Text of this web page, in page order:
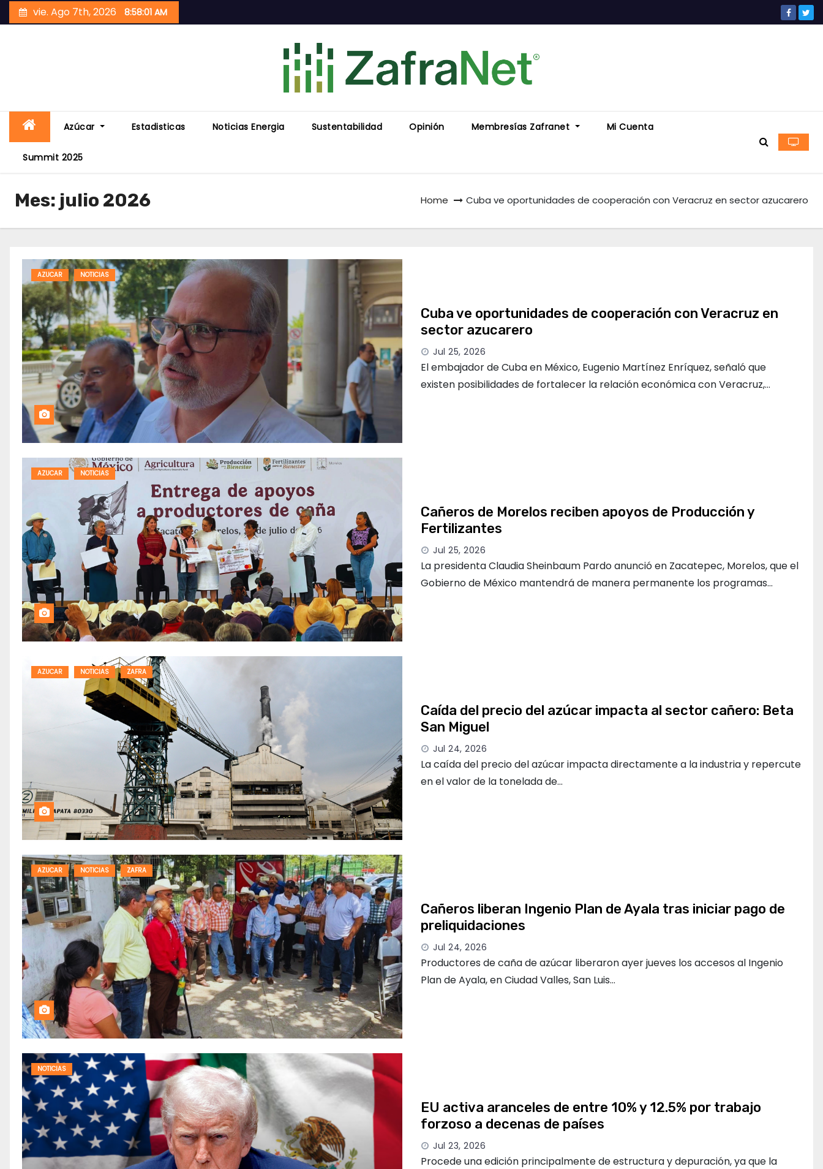
to
vie. Ago 7th, 2026 8:58:03 AM
Azúcar Estadisticas Noticias Energia Sustentabilidad Opinión Membresías Zafranet Mi Cuenta
Summit 2025
Mes: julio 2026 Home Cuba ve oportunidades de cooperación con Veracruz en sector azucarero
AZUCAR NOTICIAS
Cuba ve oportunidades de cooperación con Veracruz en
sector azucarero
Jul 25, 2026
El embajador de Cuba en México, Eugenio Martínez Enríquez, señaló que
existen posibilidades de fortalecer la relación económica con Veracruz,…
AZUCAR NOTICIAS
Cañeros de Morelos reciben apoyos de Producción y
Fertilizantes
Jul 25, 2026
La presidenta Claudia Sheinbaum Pardo anunció en Zacatepec, Morelos, que el
Gobierno de México mantendrá de manera permanente los programas…
AZUCAR NOTICIAS ZAFRA
Caída del precio del azúcar impacta al sector cañero: Beta
San Miguel
Jul 24, 2026
La caída del precio del azúcar impacta directamente a la industria y repercute
en el valor de la tonelada de…
AZUCAR NOTICIAS ZAFRA
Cañeros liberan Ingenio Plan de Ayala tras iniciar pago de
preliquidaciones
Jul 24, 2026
Productores de caña de azúcar liberaron ayer jueves los accesos al Ingenio
Plan de Ayala, en Ciudad Valles, San Luis…
NOTICIAS
EU activa aranceles de entre 10% y 12.5% por trabajo
forzoso a decenas de países
Jul 23, 2026
Procede una edición principalmente de estructura y depuración, ya que la